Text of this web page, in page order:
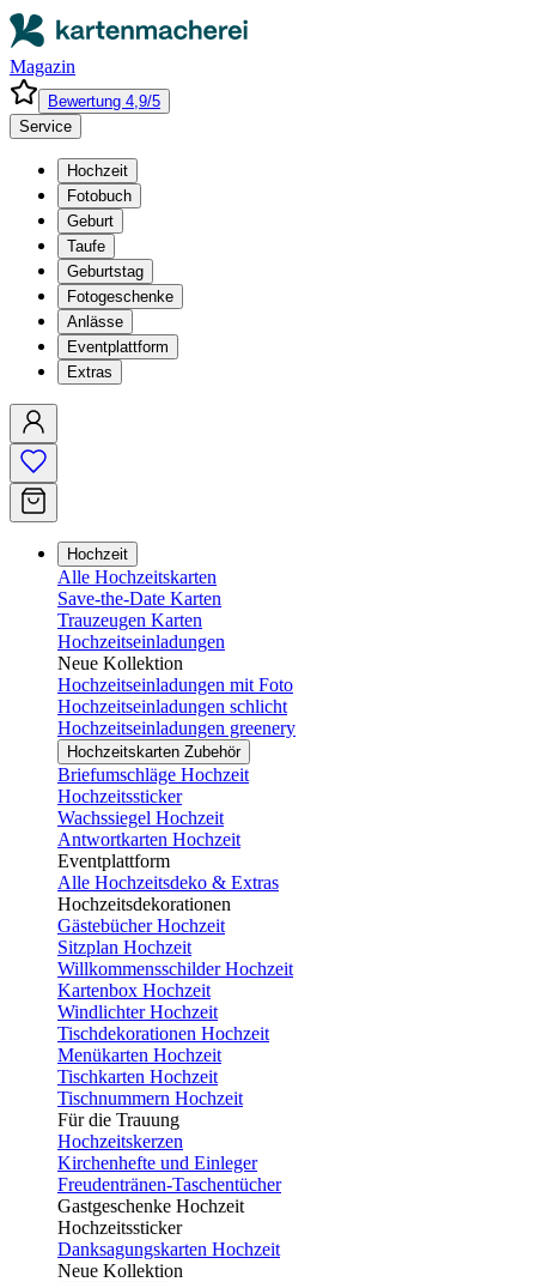
Magazin
Bewertung 4,9/5
Service
Hochzeit
Fotobuch
Geburt
Taufe
Geburtstag
Fotogeschenke
Anlässe
Eventplattform
Extras
Hochzeit
Alle Hochzeitskarten
Save-the-Date Karten
Trauzeugen Karten
Hochzeitseinladungen
Neue Kollektion
Hochzeitseinladungen mit Foto
Hochzeitseinladungen schlicht
Hochzeitseinladungen greenery
Hochzeitskarten Zubehör
Briefumschläge Hochzeit
Hochzeitssticker
Wachssiegel Hochzeit
Antwortkarten Hochzeit
Eventplattform
Alle Hochzeitsdeko & Extras
Hochzeitsdekorationen
Gästebücher Hochzeit
Sitzplan Hochzeit
Willkommensschilder Hochzeit
Kartenbox Hochzeit
Windlichter Hochzeit
Tischdekorationen Hochzeit
Menükarten Hochzeit
Tischkarten Hochzeit
Tischnummern Hochzeit
Für die Trauung
Hochzeitskerzen
Kirchenhefte und Einleger
Freudentränen-Taschentücher
Gastgeschenke Hochzeit
Hochzeitssticker
Danksagungskarten Hochzeit
Neue Kollektion